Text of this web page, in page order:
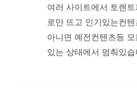
여러 사이트에서 토렌
로만 뜨고 인기있는컨
아니면 예전컨텐츠등
있는 상태에서 멈춰있